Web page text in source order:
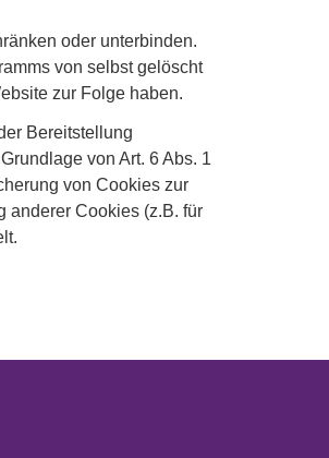
oder unterbinden.
von selbst gelöscht
zur Folge haben.
Bereitstellung
von Art. 6 Abs. 1
von Cookies zur
anderer Cookies (z.B. für